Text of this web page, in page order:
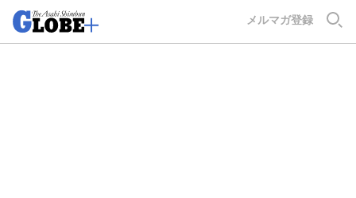
メルマガ登録